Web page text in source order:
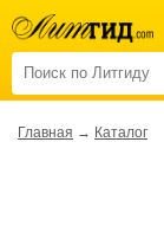
Главная → Каталог